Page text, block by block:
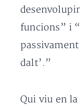
funcions” i
dalt’.”
Qui viu en la